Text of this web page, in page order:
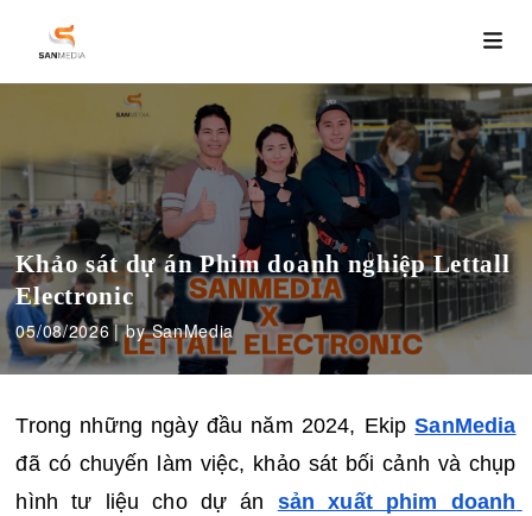
Khảo sát dự án Phim doanh nghiệp Lettall
Electronic
05/08/2026 by SanMedia
Trong những ngày đầu năm 2024, Ekip SanMedia
đã có chuyến làm việc, khảo sát bối cảnh và chụp
hình tư liệu cho dự án sản xuất phim doanh